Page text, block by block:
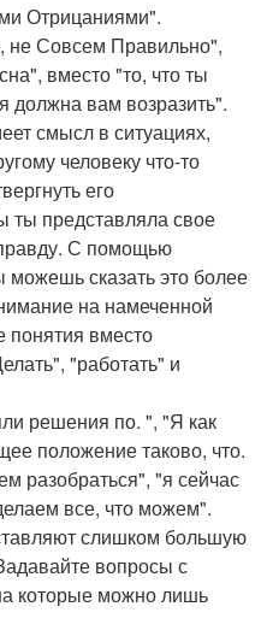
Отрицаниями".
не Совсем Правильно",
вместо "то, что ты
должна вам возразить".
смысл в ситуациях,
человеку что-то
его
ты представляла свое
С помощью
сказать это более
на намеченной
понятия вместо
"работать" и
решения по. ", "Я как
положение таково, что.
разобраться", "я сейчас
все, что можем".
слишком большую
вопросы с
которые можно лишь